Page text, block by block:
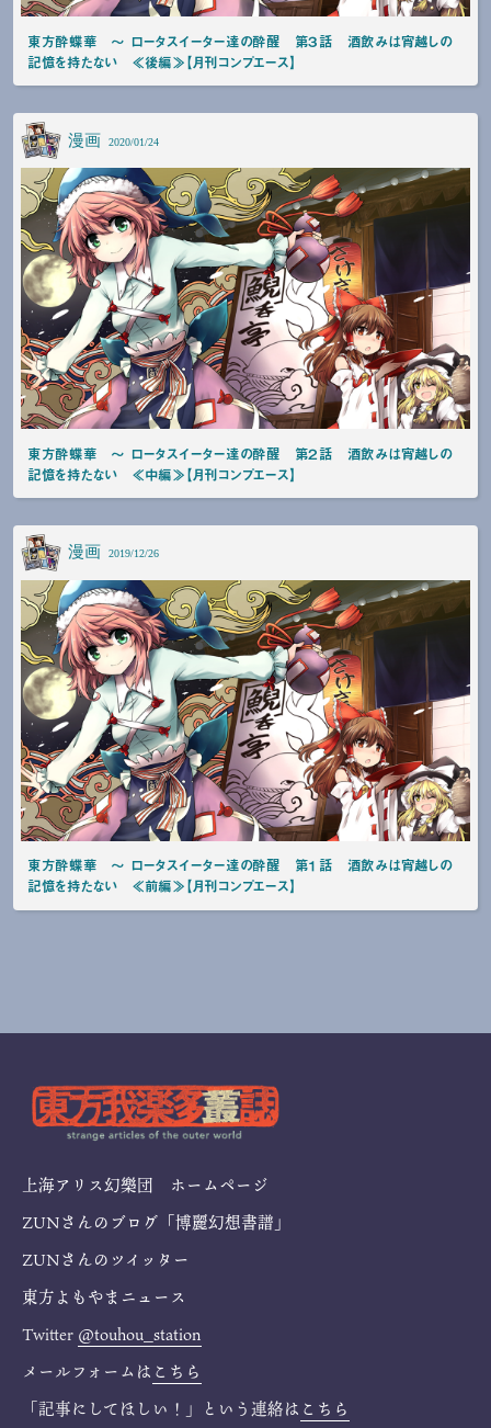
東方酔蝶華 〜 ロータスイーター達の酔醒 第３話 酒飲みは宵越しの
記憶を持たない ≪後編≫【月刊コンプエース】
漫画 2020/01/24
東方酔蝶華 〜 ロータスイーター達の酔醒 第２話 酒飲みは宵越しの
記憶を持たない ≪中編≫【月刊コンプエース】
漫画 2019/12/26
東方酔蝶華 〜 ロータスイーター達の酔醒 第１話 酒飲みは宵越しの
記憶を持たない ≪前編≫【月刊コンプエース】
上海アリス幻樂団 ホームページ
ZUNさんのブログ「博麗幻想書譜」
ZUNさんのツイッター
東方よもやまニュース
Twitter @touhou_station
メールフォームは こちら
「記事にしてほしい！」という連絡は こちら